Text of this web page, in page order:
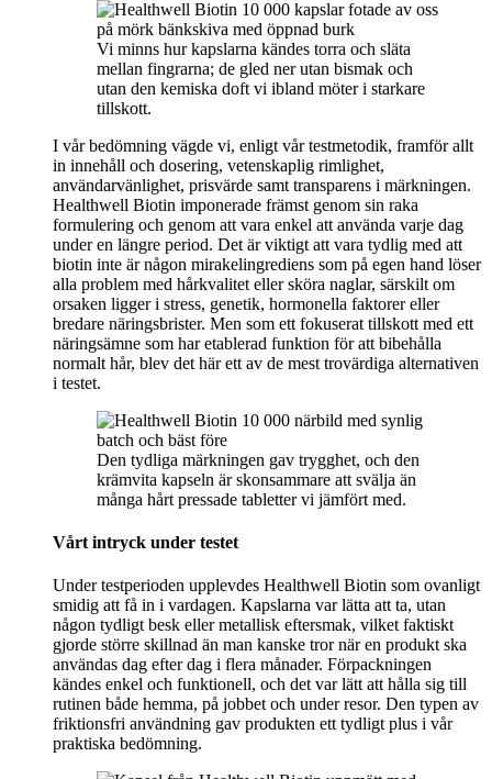
Vi minns hur kapslarna kändes torra och släta
mellan fingrarna; de gled ner utan bismak och
utan den kemiska doft vi ibland möter i starkare
tillskott.
I vår bedömning vägde vi, enligt vår testmetodik, framför allt
in innehåll och dosering, vetenskaplig rimlighet,
användarvänlighet, prisvärde samt transparens i märkningen.
Healthwell Biotin imponerade främst genom sin raka
formulering och genom att vara enkel att använda varje dag
under en längre period. Det är viktigt att vara tydlig med att
biotin inte är någon mirakelingrediens som på egen hand löser
alla problem med hårkvalitet eller sköra naglar, särskilt om
orsaken ligger i stress, genetik, hormonella faktorer eller
bredare näringsbrister. Men som ett fokuserat tillskott med ett
näringsämne som har etablerad funktion för att bibehålla
normalt hår, blev det här ett av de mest trovärdiga alternativen
i testet.
Den tydliga märkningen gav trygghet, och den
krämvita kapseln är skonsammare att svälja än
många hårt pressade tabletter vi jämfört med.
Vårt intryck under testet
Under testperioden upplevdes Healthwell Biotin som ovanligt
smidig att få in i vardagen. Kapslarna var lätta att ta, utan
någon tydligt besk eller metallisk eftersmak, vilket faktiskt
gjorde större skillnad än man kanske tror när en produkt ska
användas dag efter dag i flera månader. Förpackningen
kändes enkel och funktionell, och det var lätt att hålla sig till
rutinen både hemma, på jobbet och under resor. Den typen av
friktionsfri användning gav produkten ett tydligt plus i vår
praktiska bedömning.